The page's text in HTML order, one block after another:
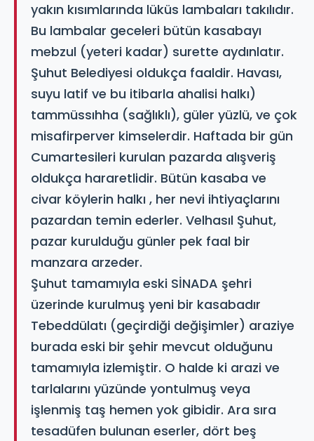
yakın kısımlarında lüküs lambaları takılıdır.
Bu lambalar geceleri bütün kasabayı
mebzul (yeteri kadar) surette aydınlatır.
Şuhut Belediyesi oldukça faaldir. Havası,
suyu latif ve bu itibarla ahalisi halkı)
tammüssıhha (sağlıklı), güler yüzlü, ve çok
misafirperver kimselerdir. Haftada bir gün
Cumartesileri kurulan pazarda alışveriş
oldukça hararetlidir. Bütün kasaba ve
civar köylerin halkı , her nevi ihtiyaçlarını
pazardan temin ederler. Velhasıl Şuhut,
pazar kurulduğu günler pek faal bir
manzara arzeder.
Şuhut tamamıyla eski SİNADA şehri
üzerinde kurulmuş yeni bir kasabadır
Tebeddülatı (geçirdiği değişimler) araziye
burada eski bir şehir mevcut olduğunu
tamamıyla izlemiştir. O halde ki arazi ve
tarlalarını yüzünde yontulmuş veya
işlenmiş taş hemen yok gibidir. Ara sıra
tesadüfen bulunan eserler, dört beş